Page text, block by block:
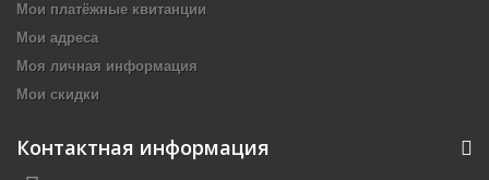
Мои платёжные квитанции
Мои адреса
Моя личная информация
Мои скидки
Контактная информация